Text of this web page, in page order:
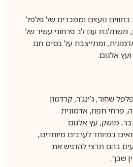
נועזים וממכרים של פלפל
משתלבת עם לב פרחוני עשיר של
ומתייצבת על בסיס חם
אלגום.
שחור, ג’ינג’ר, קרדמון
פרחי תפוז, אדמונית
מושק, עץ אלגום
במיוחד לערבים מיוחדים,
בהם תרצי להדגיש את
שבך.